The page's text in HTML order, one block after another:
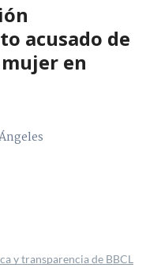
acusado de
en
y transparencia de BBCL